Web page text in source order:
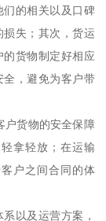
们的相关以及口碑
失；其次，货运
货物制定好相应
，避免为客户带
户货物的安全保障
拿轻放；在运输
户之间合同的体
以及运营方案，